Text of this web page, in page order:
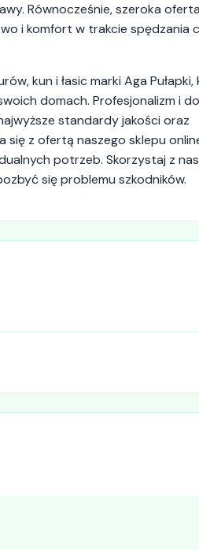
Równocześnie, szeroka
i komfort w trakcie spędzania
kun i łasic marki Aga Pułapki,
domach. Profesjonalizm i
standardy jakości oraz
z ofertą naszego sklepu
potrzeb. Skorzystaj z
się problemu szkodników.